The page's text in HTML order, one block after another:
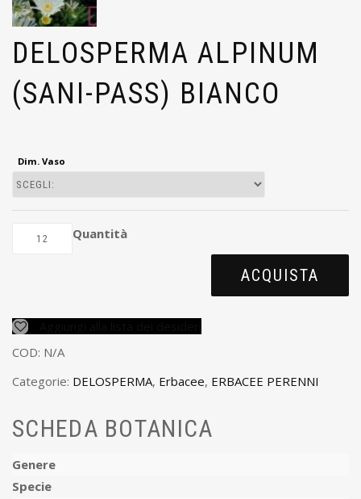
DELOSPERMA ALPINUM
(SANI-PASS) BIANCO
Dim. Vaso
Quantità
ACQUISTA
COD: N/A
Categorie: DELOSPERMA, Erbacee, ERBACEE PERENNI
SCHEDA BOTANICA
Genere
Specie